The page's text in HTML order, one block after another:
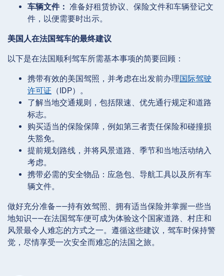
车辆文件： 准备好租赁协议、保险文件和车辆登记文
件，以便需要时出示。
美国人在法国驾车的最终建议
以下是在法国顺利驾车所需基本事项的简要回顾：
携带有效的美国驾照，并考虑在出发前办理国际驾驶
许可证 （IDP）。
了解当地交通规则，包括限速、优先通行规定和道路
标志。
购买适当的保险保障，例如第三者责任保险和碰撞损
失豁免。
提前规划路线，并将风景道路、季节和当地活动纳入
考虑。
携带必需的安全物品：应急包、导航工具以及所有车
辆文件。
做好充分准备——持有效驾照、拥有适当保险并掌握一些当
地知识——在法国驾车便可成为体验这个国家道路、村庄和
风景最令人难忘的方式之一。遵循这些建议，驾车时保持警
觉，尽情享受一次安全而难忘的法国之旅。